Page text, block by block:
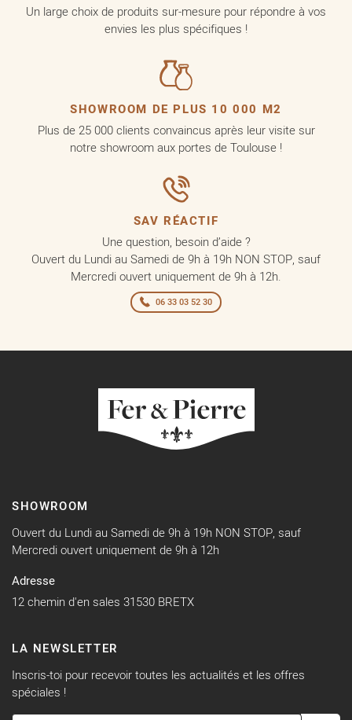
Un large choix de produits sur-mesure pour répondre à vos
envies les plus spécifiques !
SHOWROOM DE PLUS 10 000 M2
Plus de 25 000 clients convaincus après leur visite sur
notre showroom aux portes de Toulouse !
SAV RÉACTIF
Une question, besoin d’aide ?
Ouvert du Lundi au Samedi de 9h à 19h NON STOP, sauf
Mercredi ouvert uniquement de 9h à 12h.
06 33 03 52 30
SHOWROOM
Ouvert du Lundi au Samedi de 9h à 19h NON STOP, sauf
Mercredi ouvert uniquement de 9h à 12h
Adresse
12 chemin d'en sales 31530 BRETX
LA NEWSLETTER
Inscris-toi pour recevoir toutes les actualités et les offres
spéciales !